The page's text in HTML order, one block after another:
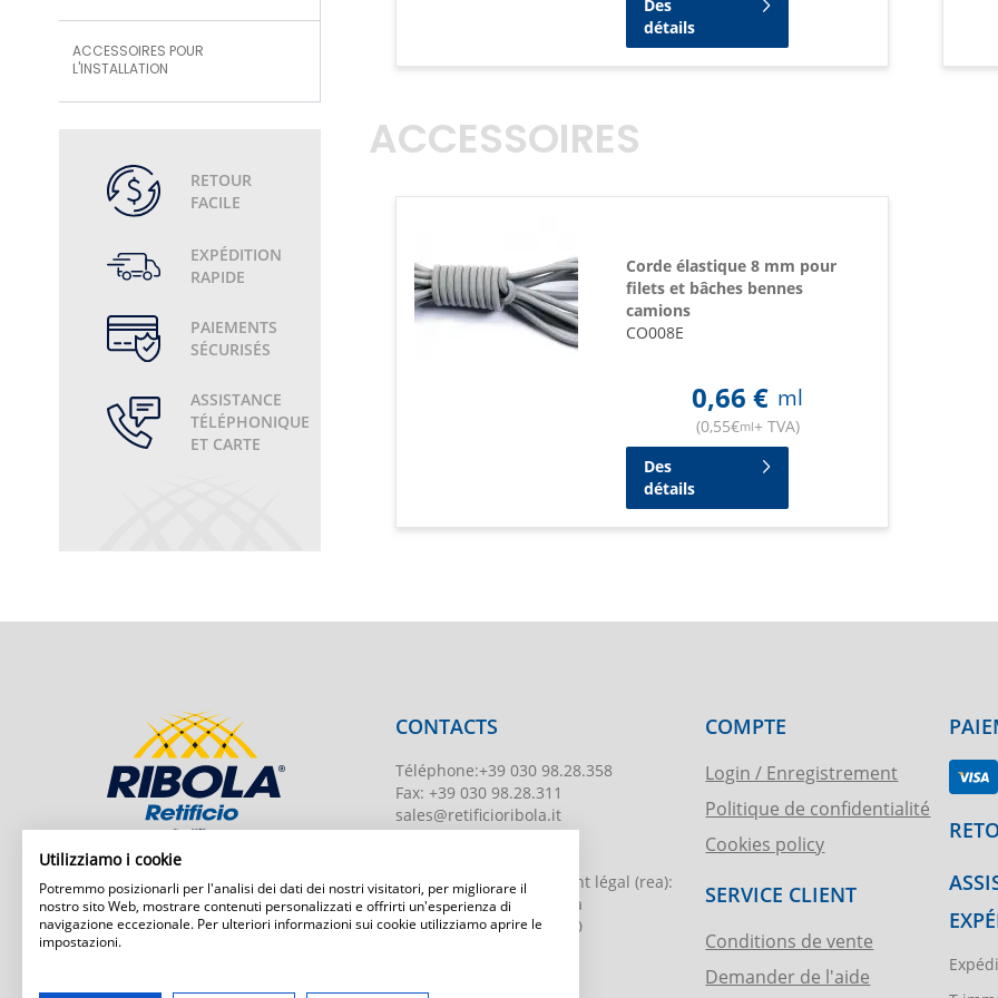
ACCESSOIRES POUR
L'INSTALLATION
RETOUR
FACILE
EXPÉDITION
RAPIDE
PAIEMENTS
SÉCURISÉS
ASSISTANCE
TÉLÉPHONIQUE
ET CARTE
Des
détails
ACCESSOIRES
Corde élastique 8 mm pour
filets et bâches bennes
camions
CO008E
0,66 € ml
(0,55€ml+ TVA)
Des
détails
CONTACTS
Téléphone:+39 030 98.28.358
Fax: +39 030 98.28.311
sales@retificioribola.it
Numéro d'enregistrement légal (rea):
BS-203951 Uff. di Brescia
Capital social:€ 51.000,00
COMPTE
Login / Enregistrement
Politique de confidentialité
Cookies policy
SERVICE CLIENT
Conditions de vente
Demander de l'aide
Utilizziamo i cookie
Potremmo posizionarli per l'analisi dei dati dei nostri visitatori, per migliorare il
nostro sito Web, mostrare contenuti personalizzati e offrirti un'esperienza di
navigazione eccezionale. Per ulteriori informazioni sui cookie utilizziamo aprire le
impostazioni.